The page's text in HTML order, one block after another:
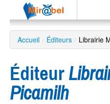
Le réseau
Soutien
Listes
Accueil / Éditeurs / Librairie
Éditeur
Picamilh